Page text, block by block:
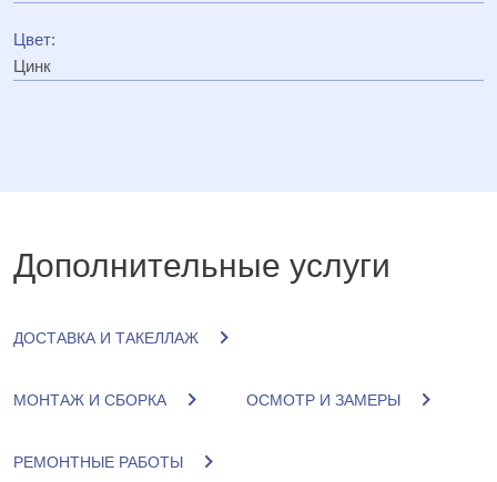
Цвет:
Цинк
Дополнительные услуги
ДОСТАВКА И ТАКЕЛЛАЖ
МОНТАЖ И СБОРКА ОСМОТР И ЗАМЕРЫ
РЕМОНТНЫЕ РАБОТЫ